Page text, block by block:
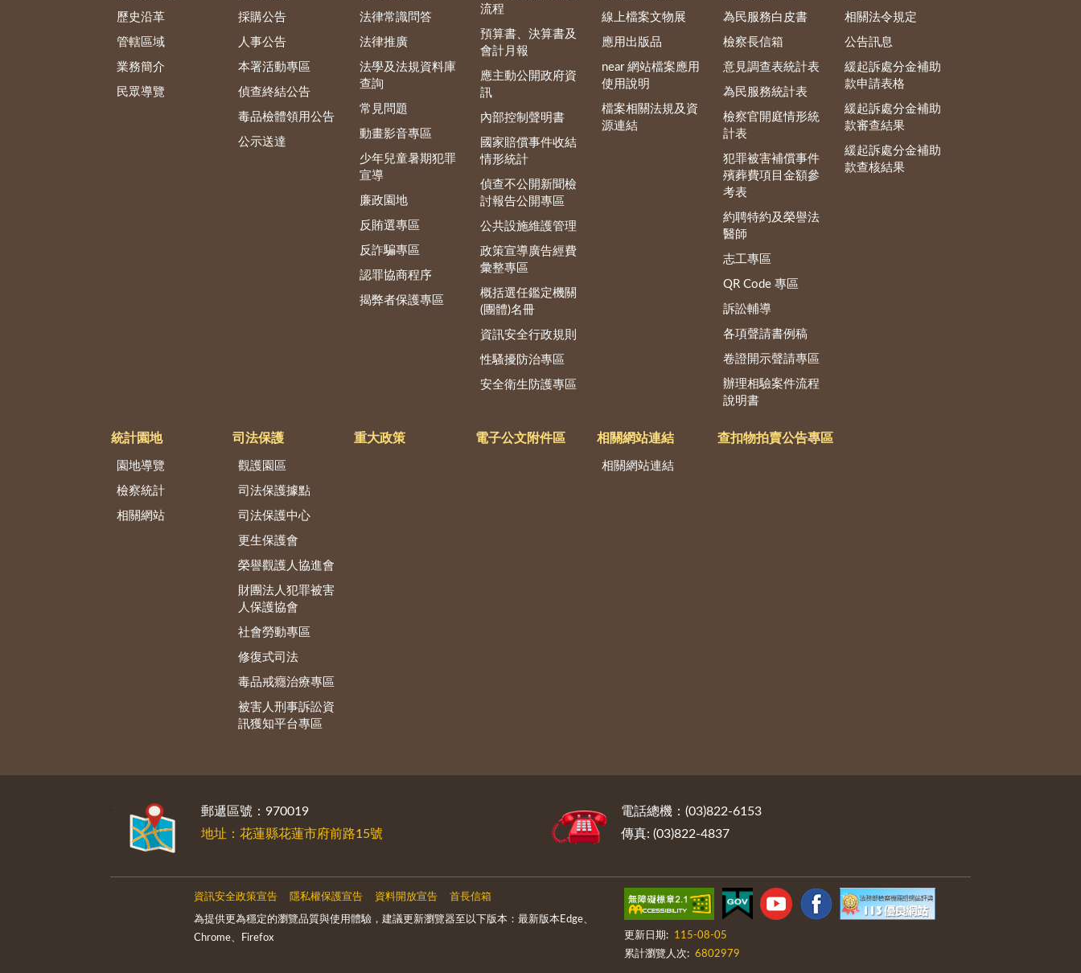
歷史沿革
管轄區域
業務簡介
民眾導覽
採購公告
人事公告
本署活動專區
偵查終結公告
毒品檢體領用公告
公示送達
法律常識問答
法律推廣
法學及法規資料庫
查詢
常見問題
動畫影音專區
少年兒童暑期犯罪
宣導
廉政園地
反賄選專區
反詐騙專區
認罪協商程序
揭弊者保護專區
流程
預算書、決算書及
會計月報
應主動公開政府資
訊
內部控制聲明書
國家賠償事件收結
情形統計
偵查不公開新聞檢
討報告公開專區
公共設施維護管理
政策宣導廣告經費
彙整專區
概括選任鑑定機關
(團體)名冊
資訊安全行政規則
性騷擾防治專區
安全衛生防護專區
線上檔案文物展
應用出版品
near 網站檔案應用
使用說明
檔案相關法規及資
源連結
為民服務白皮書
檢察長信箱
意見調查表統計表
為民服務統計表
檢察官開庭情形統
計表
犯罪被害補償事件
殯葬費項目金額參
考表
約聘特約及榮譽法
醫師
志工專區
QR Code 專區
訴訟輔導
各項聲請書例稿
卷證開示聲請專區
辦理相驗案件流程
說明書
相關法令規定
公告訊息
緩起訴處分金補助
款申請表格
緩起訴處分金補助
款審查結果
緩起訴處分金補助
款查核結果
統計園地
園地導覽
檢察統計
相關網站
司法保護
觀護園區
司法保護據點
司法保護中心
更生保護會
榮譽觀護人協進會
財團法人犯罪被害
人保護協會
社會勞動專區
修復式司法
毒品戒癮治療專區
被害人刑事訴訟資
訊獲知平台專區
重大政策 電子公文附件區 相關網站連結
相關網站連結
查扣物拍賣公告專區
郵遞區號：970019
地址：花蓮縣花蓮市府前路15號
電話總機：(03)822-6153
傳真: (03)822-4837
資訊安全政策宣告 隱私權保護宣告 資料開放宣告 首長信箱
為提供更為穩定的瀏覽品質與使用體驗，建議更新瀏覽器至以下版本：最新版本Edge、
Chrome、Firefox
更新日期:
115-08-05
累計瀏覽人次: 6802979